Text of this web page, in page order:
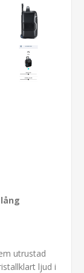
utrustad
ljud i